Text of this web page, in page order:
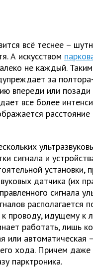
всё теснее –
А искусством
не каждый.
за
впереди или
все более
сигнала и
установки,
датчика (их
сигнала
располагается
проводу, идущему к
работать, лишь
или автоматическая
хода. Причем даже
парктроника.